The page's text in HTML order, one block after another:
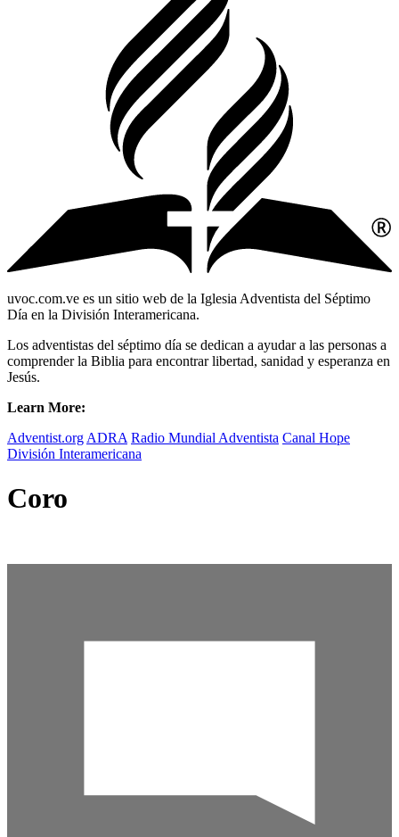
uvoc.com.ve es un sitio web de la Iglesia Adventista del Séptimo
Día en la División Interamericana.
Los adventistas del séptimo día se dedican a ayudar a las personas a
comprender la Biblia para encontrar libertad, sanidad y esperanza en
Jesús.
Learn More:
Adventist.org ADRA Radio Mundial Adventista Canal Hope
División Interamericana
Coro